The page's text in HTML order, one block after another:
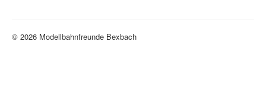
© 2026 Modellbahnfreunde Bexbach